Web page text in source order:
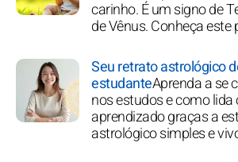
carinho. É um signo de
de Vênus. Conheça
Seu retrato astrológico
estudanteAprenda a se
nos estudos e como lida
aprendizado graças a
astrológico simples e